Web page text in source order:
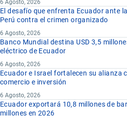
6 Agosto, 2026
El desafío que enfrenta Ecuador ante
Perú contra el crimen organizado
6 Agosto, 2026
Banco Mundial destina USD 3,5
eléctrico de Ecuador
6 Agosto, 2026
Ecuador e Israel fortalecen su alianza
comercio e inversión
6 Agosto, 2026
Ecuador exportará 10,8 millones de
millones en 2026